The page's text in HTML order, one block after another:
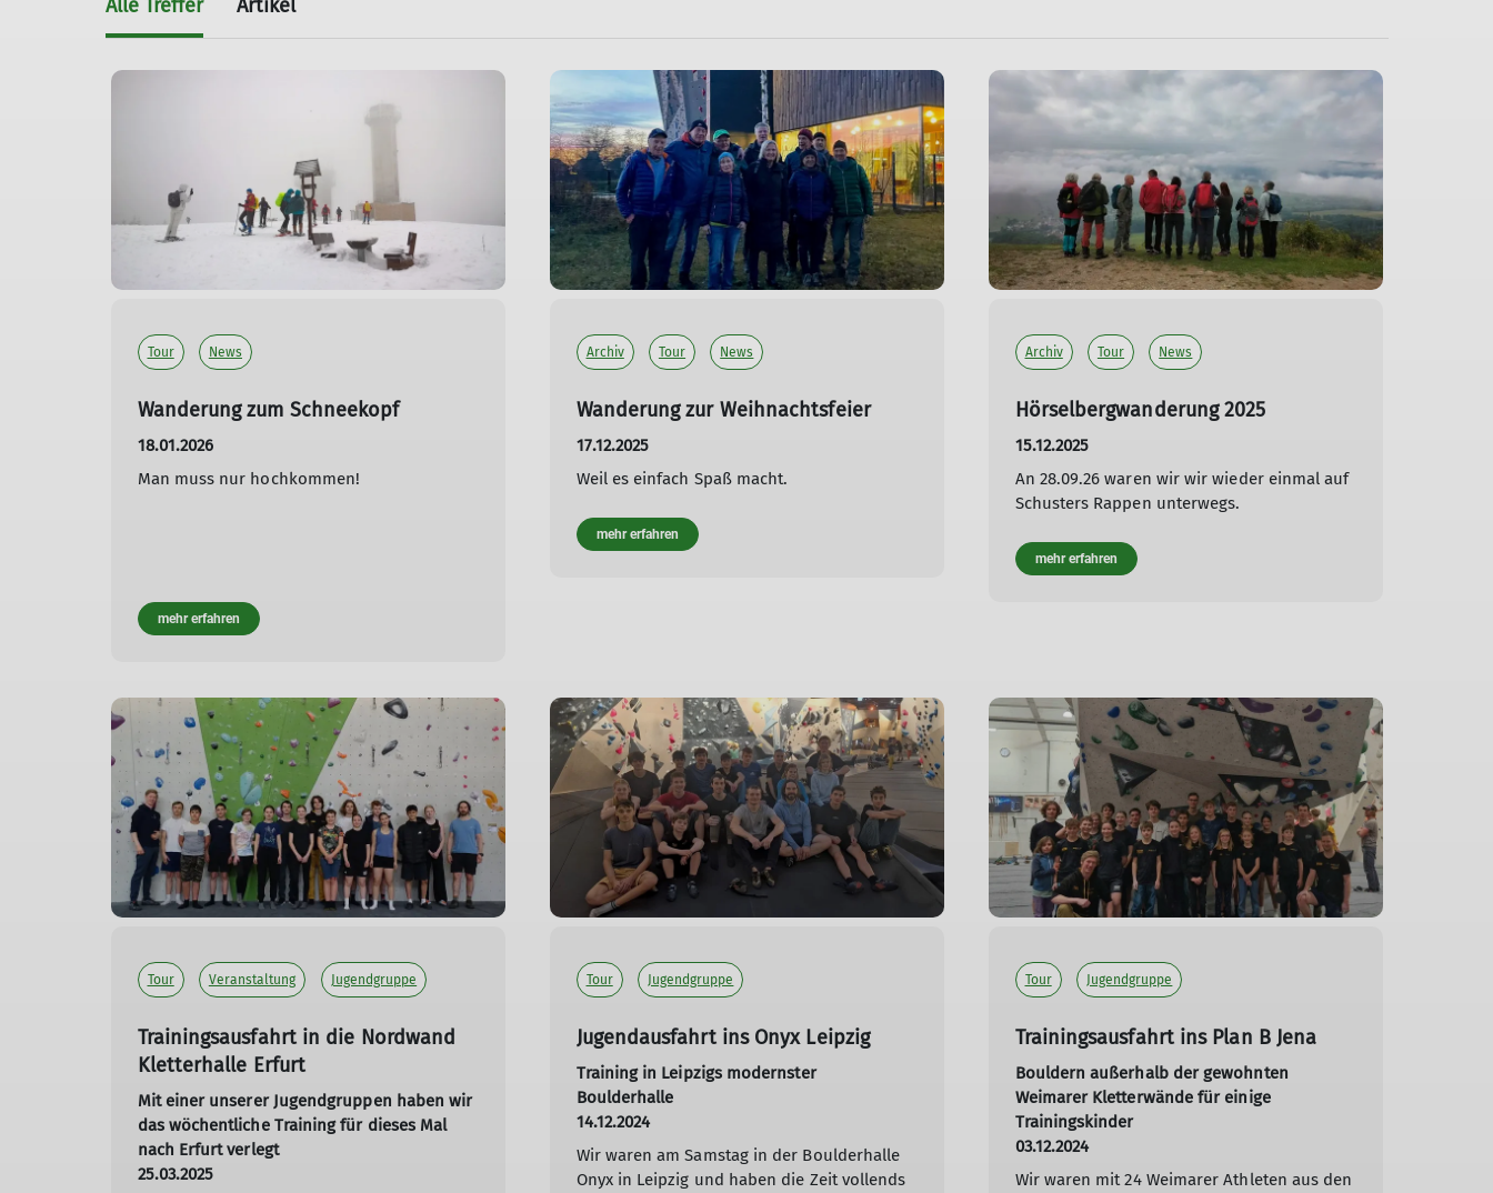
Alle Treffer Artikel
Tour News
Wanderung zum Schneekopf
18.01.2026
Man muss nur hochkommen!
mehr erfahren
Archiv Tour News
Wanderung zur Weihnachtsfeier
17.12.2025
Weil es einfach Spaß macht.
mehr erfahren
Archiv Tour News
Hörselbergwanderung 2025
15.12.2025
An 28.09.26 waren wir wir wieder einmal auf
Schusters Rappen unterwegs.
mehr erfahren
Tour Veranstaltung Jugendgruppe
Trainingsausfahrt in die Nordwand
Kletterhalle Erfurt
Mit einer unserer Jugendgruppen haben wir
das wöchentliche Training für dieses Mal
nach Erfurt verlegt
25.03.2025
Tour Jugendgruppe
Jugendausfahrt ins Onyx Leipzig
Training in Leipzigs modernster
Boulderhalle
14.12.2024
Wir waren am Samstag in der Boulderhalle
Onyx in Leipzig und haben die Zeit vollends
Tour Jugendgruppe
Trainingsausfahrt ins Plan B Jena
Bouldern außerhalb der gewohnten
Weimarer Kletterwände für einige
Trainingskinder
03.12.2024
Wir waren mit 24 Weimarer Athleten aus den